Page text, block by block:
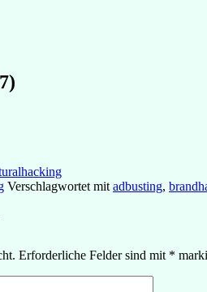
Verschlagwortet mit adbusting,
Erforderliche Felder sind mit *